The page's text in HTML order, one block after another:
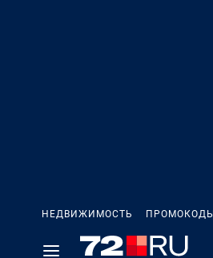
НЕДВИЖИМОСТЬ ПРОМОКОДЫ